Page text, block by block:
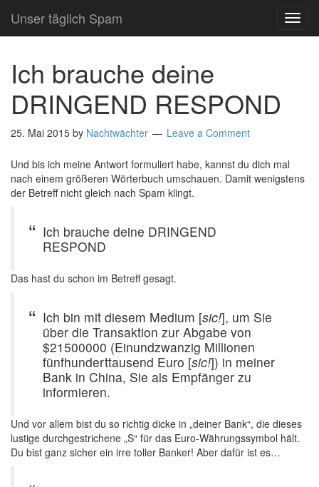
Unser täglich Spam
Ich brauche deine
DRINGEND RESPOND
25. Mai 2015 by Nachtwächter Leave a Comment
Und bis ich meine Antwort formuliert habe, kannst du dich mal
nach einem größeren Wörterbuch umschauen. Damit wenigstens
der Betreff nicht gleich nach Spam klingt.
Ich brauche deine DRINGEND
RESPOND
Das hast du schon im Betreff gesagt.
Ich bin mit diesem Medium [sic!], um Sie
über die Transaktion zur Abgabe von
$21500000 (Einundzwanzig Millionen
fünfhunderttausend Euro [sic!]) in meiner
Bank in China, Sie als Empfänger zu
informieren.
Und vor allem bist du so richtig dicke in „deiner Bank“, die dieses
lustige durchgestrichene „S“ für das Euro-Währungssymbol hält.
Du bist ganz sicher ein irre toller Banker! Aber dafür ist es…